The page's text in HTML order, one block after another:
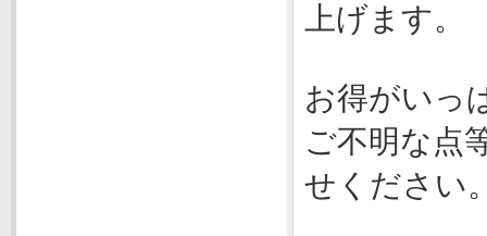
上げます。
お得がいっ
ご不明な点
せください